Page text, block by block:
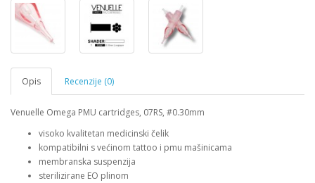
Opis Recenzije (0)
Venuelle Omega PMU cartridges, 07RS, #0.30mm
visoko kvalitetan medicinski čelik
kompatibilni s većinom tattoo i pmu mašinicama
membranska suspenzija
sterilizirane EO plinom